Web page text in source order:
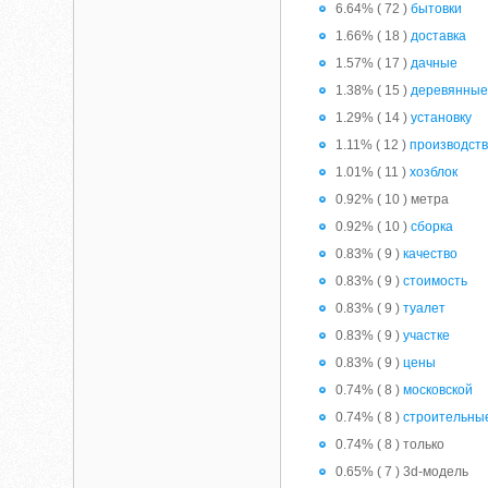
6.64% ( 72 )бытовки
1.66% ( 18 )доставка
1.57% ( 17 )дачные
1.38% ( 15 )деревянные
1.29% ( 14 )установку
1.11% ( 12 )
1.01% ( 11 )хозблок
0.92% ( 10 ) метра
0.92% ( 10 )сборка
0.83% ( 9 )качество
0.83% ( 9 )стоимость
0.83% ( 9 )туалет
0.83% ( 9 )участке
0.83% ( 9 )цены
0.74% ( 8 )московской
0.74% ( 8 )
0.74% ( 8 ) только
0.65% ( 7 ) 3d-модель